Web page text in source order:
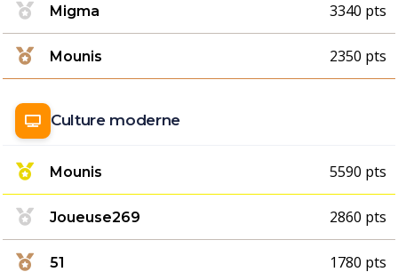
Migma 3340 pts
Mounis 2350 pts
Culture moderne
Mounis 5590 pts
Joueuse269 2860 pts
51 1780 pts